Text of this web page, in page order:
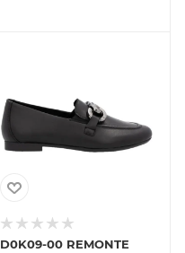
D0K09-00 REMONTE